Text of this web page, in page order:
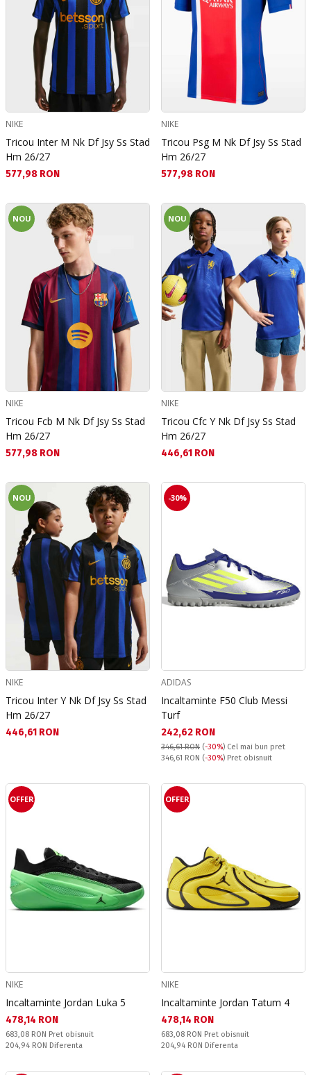
NIKE
Tricou Inter M Nk Df Jsy Ss Stad
Hm 26/27
Текуща цена:
577,98 RON
NIKE
Tricou Psg M Nk Df Jsy Ss Stad
Hm 26/27
Текуща цена:
577,98 RON
NOU
NIKE
Tricou Fcb M Nk Df Jsy Ss Stad
Hm 26/27
Текуща цена:
577,98 RON
NOU
NIKE
Tricou Cfc Y Nk Df Jsy Ss Stad
Hm 26/27
Текуща цена:
446,61 RON
NOU
NIKE
Tricou Inter Y Nk Df Jsy Ss Stad
Hm 26/27
Текуща цена:
446,61 RON
-30%
ADIDAS
Incaltaminte F50 Club Messi
Turf
Текуща цена:
242,62 RON
346,61 RON (-30%) Cel mai bun pret
Pret obisnuit:
346,61 RON (-30%) Pret obisnuit
OFFER
NIKE
Incaltaminte Jordan Luka 5
Текуща цена:
478,14 RON
Pret obisnuit:
683,08 RON Pret obisnuit
Спестявате:
204,94 RON Diferenta
OFFER
NIKE
Incaltaminte Jordan Tatum 4
Текуща цена:
478,14 RON
Pret obisnuit:
683,08 RON Pret obisnuit
Спестявате:
204,94 RON Diferenta